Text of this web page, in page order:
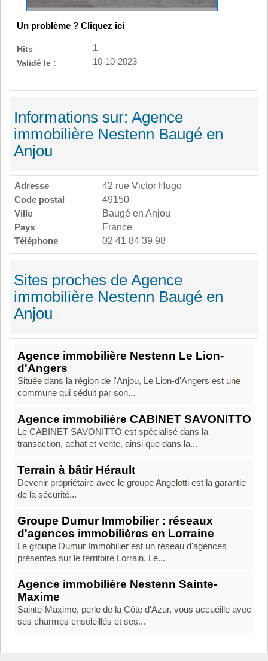
Un problème ? Cliquez ici
Hits
1
Validé le :
10-10-2023
Informations sur: Agence
immobilière Nestenn Baugé en
Anjou
Adresse
42 rue Victor Hugo
Code postal
49150
Ville
Baugé en Anjou
Pays
France
Téléphone
02 41 84 39 98
Sites proches de Agence
immobilière Nestenn Baugé en
Anjou
Agence immobilière Nestenn Le Lion-
d'Angers
Située dans la région de l'Anjou, Le Lion-d'Angers est une
commune qui séduit par son...
Agence immobilière CABINET SAVONITTO
Le CABINET SAVONITTO est spécialisé dans la
transaction, achat et vente, ainsi que dans la...
Terrain à bâtir Hérault
Devenir propriétaire avec le groupe Angelotti est la garantie
de la sécurité...
Groupe Dumur Immobilier : réseaux
d'agences immobilières en Lorraine
Le groupe Dumur Immobilier est un réseau d'agences
présentes sur le territoire Lorrain. Le...
Agence immobilière Nestenn Sainte-
Maxime
Sainte-Maxime, perle de la Côte d'Azur, vous accueille avec
ses charmes ensoleillés et ses...